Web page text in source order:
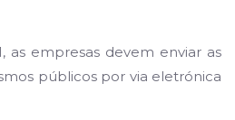
as empresas devem enviar as
públicos por via eletrónica